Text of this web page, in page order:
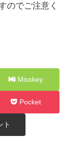
のでご注意く
Misskey
Pocket
ト